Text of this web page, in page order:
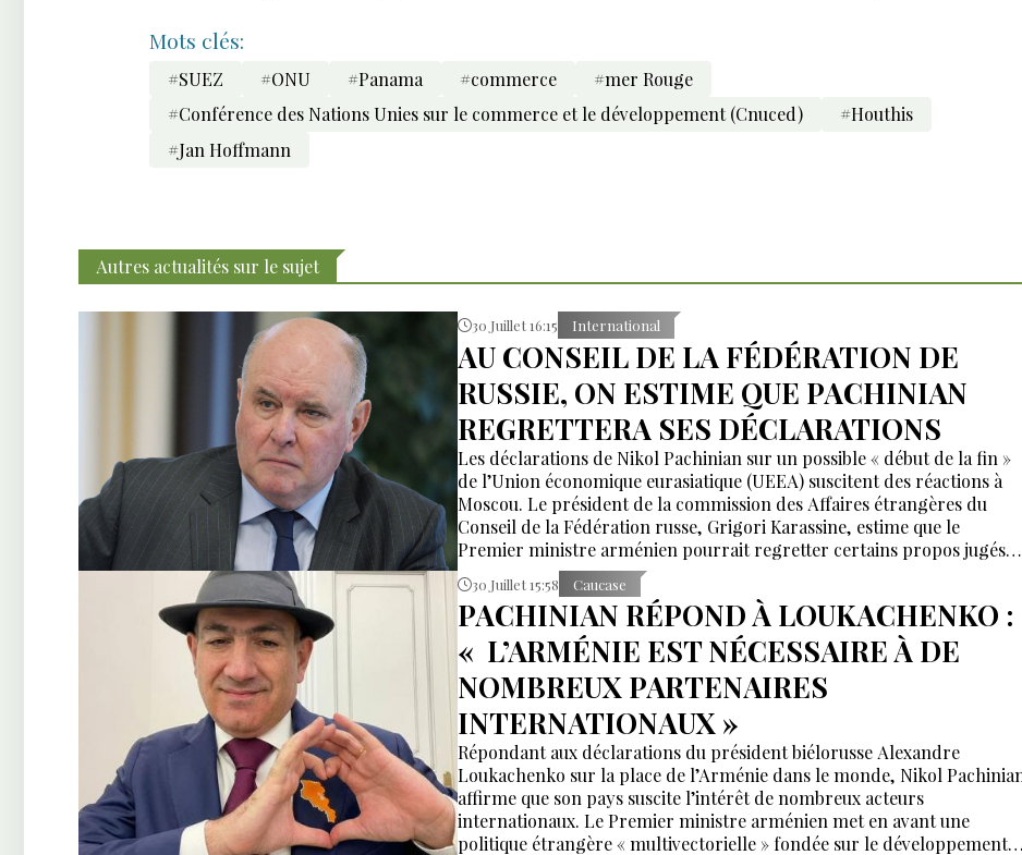
Mots clés:
#SUEZ #ONU #Panama #commerce
#mer Rouge
#Conférence des Nations Unies sur le commerce et le développement (Cnuced)
#Houthis
#Jan Hoffmann
Autres actualités sur le sujet
30 Juillet 16:15 International
AU CONSEIL DE LA FÉDÉRATION DE
RUSSIE, ON ESTIME QUE PACHINIAN
REGRETTERA SES DÉCLARATIONS
Les déclarations de Nikol Pachinian sur un possible « début de la fin »
de l’Union économique eurasiatique (UEEA) suscitent des réactions à
Moscou. Le président de la commission des Affaires étrangères du
Conseil de la Fédération russe, Grigori Karassine, estime que le
Premier ministre arménien pourrait regretter certains propos jugés
trop émotionnels, appelant à les considérer avec calme.
30 Juillet 15:58 Caucase
PACHINIAN RÉPOND À LOUKACHENKO :
« L’ARMÉNIE EST NÉCESSAIRE À DE
NOMBREUX PARTENAIRES
INTERNATIONAUX »
Répondant aux déclarations du président biélorusse Alexandre
Loukachenko sur la place de l’Arménie dans le monde, Nikol
affirme que son pays suscite l’intérêt de nombreux acteurs
internationaux. Le Premier ministre arménien met en avant une
politique étrangère « multivectorielle » fondée sur le développement